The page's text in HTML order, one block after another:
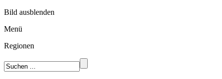
Bild ausblenden
Menü
Regionen